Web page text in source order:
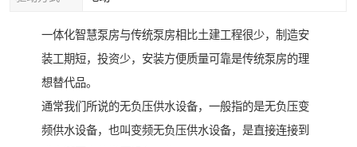
一体化智慧泵房与传统泵房相比土建工程很少，制造安
装工期短，投资少，安装方便质量可靠是传统泵房的理
想替代品。
通常我们所说的无负压供水设备，一般指的是无负压变
频供水设备，也叫变频无负压供水设备，是直接连接到